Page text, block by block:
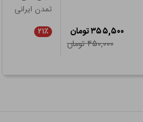
۳۵۵,۵۰۰ تومان
۴۵۰,۰۰۰ تومان
تمدن ایرانی
۲۱٪